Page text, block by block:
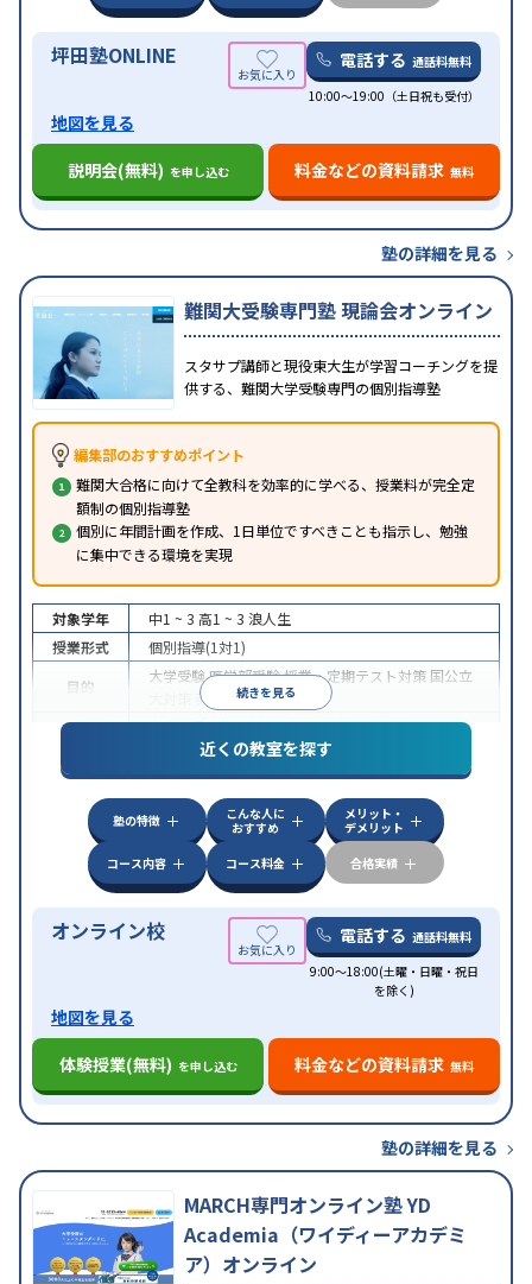
の子どもに対応
坪田塾ONLINE 電話する 通話料無料
10:00～19:00（土日祝も受付）
地図を見る
説明会(無料) を申し込む 料金などの資料請求 無料
塾の詳細を見る
難関大受験専門塾 現論会オンライン
スタサプ講師と現役東大生が学習コーチングを提
供する、難関大学受験専門の個別指導塾
編集部のおすすめポイント
難関大合格に向けて全教科を効率的に学べる、授業料が完全定
額制の個別指導塾
個別に年間計画を作成、1日単位ですべきことも指示し、勉強
に集中できる環境を実現
続きを見る
対象学年 中1 ~ 3 高1 ~ 3 浪人生
授業形式
個別指導(1対1)
目的
大学受験医学部受験授業・定期テスト対策 国公立
英検(英語検定)対策
中高一貫校生に対応授業の振替可能オンライン対
自習室あり
近くの教室を探す
塾の特徴
こんな人に
おすすめ
メリット・
デメリット
コース内容
コース料金 合格実績
オンライン校 電話する 通話料無料
9:00～18:00(土曜・日曜・祝日
を除く)
地図を見る
体験授業(無料) を申し込む 料金などの資料請求 無料
塾の詳細を見る
MARCH専門オンライン塾 YD
Academia（ワイディーアカデミ
ア）オンライン